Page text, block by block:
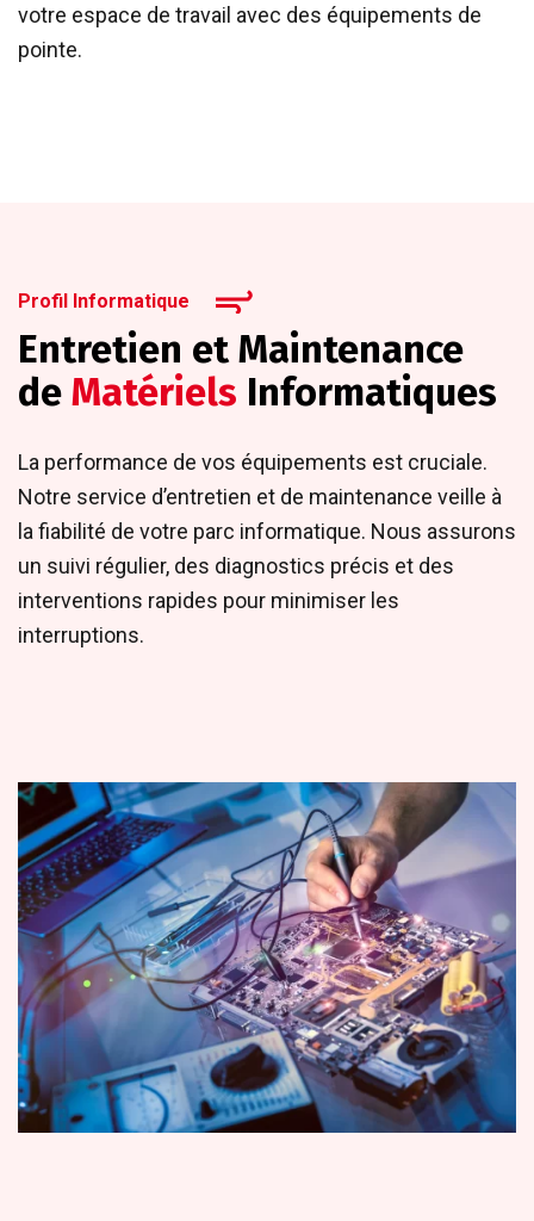
votre espace de travail avec des équipements de
pointe.
Profil Informatique
Entretien et Maintenance
de Matériels Informatiques
La performance de vos équipements est cruciale.
Notre service d’entretien et de maintenance veille à
la fiabilité de votre parc informatique. Nous assurons
un suivi régulier, des diagnostics précis et des
interventions rapides pour minimiser les
interruptions.